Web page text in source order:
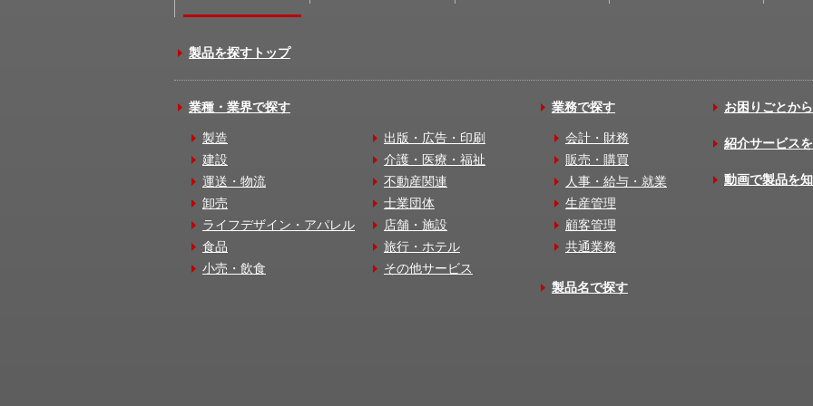
製品を探すトップ
業種・業界で探す
製造
建設
運送・物流
卸売
ライフデザイン・アパレル
食品
小売・飲食
出版・広告・印刷
介護・医療・福祉
不動産関連
士業団体
店舗・施設
旅行・ホテル
その他サービス
業務で探す
会計・財務
販売・購買
人事・給与・就業
生産管理
顧客管理
共通業務
製品名で探す
お困りごとか
紹介サービス
動画で製品を